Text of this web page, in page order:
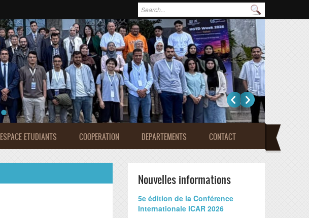
Formulaire de recherche
ESPACE ETUDIANTS COOPERATION DEPARTEMENTS CONTACT
Nouvelles informations
​5e édition de la Conférence
Internationale ICAR 2026